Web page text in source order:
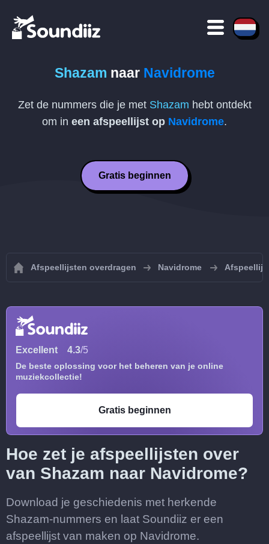
Shazam naar Navidrome
Zet de nummers die je met Shazam hebt ontdekt
om in een afspeellijst op Navidrome.
Gratis beginnen
Afspeellijsten overdragen Navidrome
Excellent 4.3/5
De beste oplossing voor het beheren van je online
muziekcollectie!
Gratis beginnen
Hoe zet je afspeellijsten over
van Shazam naar Navidrome?
Download je geschiedenis met herkende
Shazam-nummers en laat Soundiiz er een
afspeellijst van maken op Navidrome.